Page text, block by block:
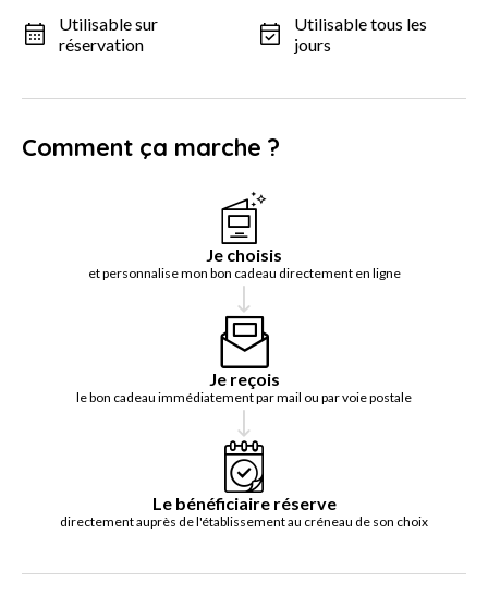
Utilisable sur
réservation
Utilisable tous les
jours
Comment ça marche ?
Je choisis
et personnalise mon bon cadeau directement en ligne
Je reçois
le bon cadeau immédiatement par mail ou par voie postale
Le bénéficiaire réserve
directement auprès de l'établissement au créneau de son choix